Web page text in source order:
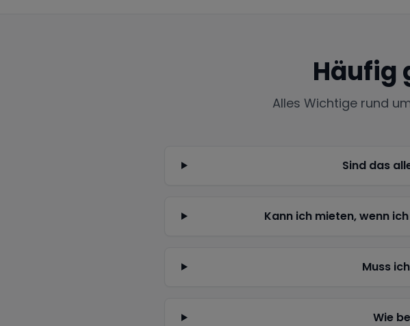
Häufig
Alles Wichtige rund
Sind das
Kann ich mieten, wenn
Muss
Wie